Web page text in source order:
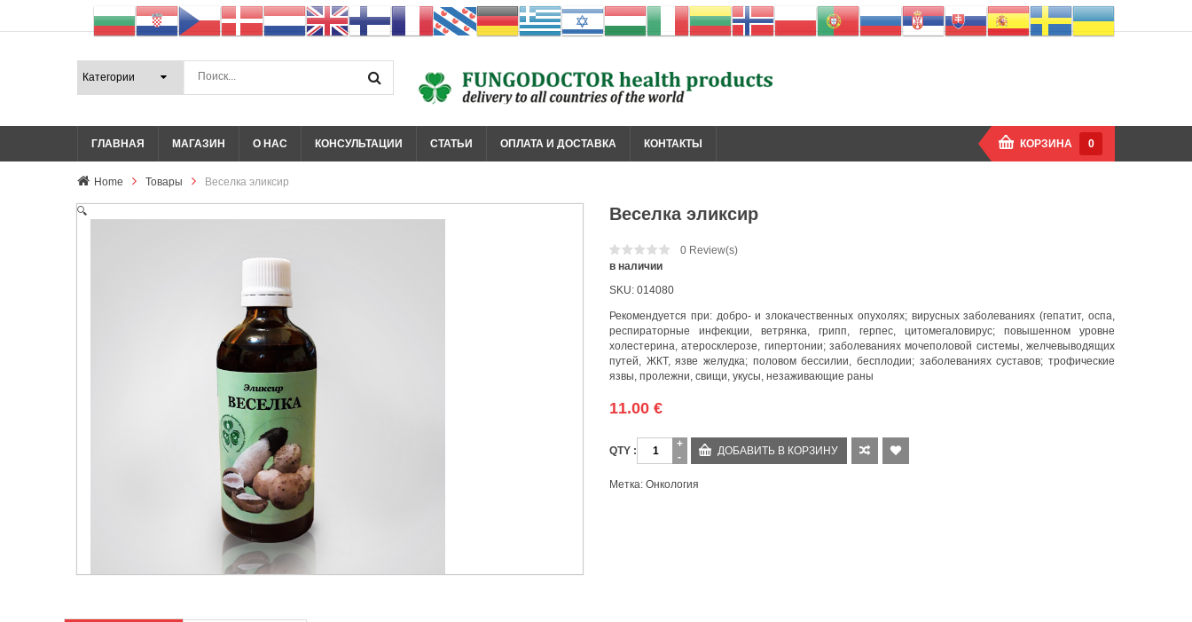
ГЛАВНАЯ МАГАЗИН О НАС КОНСУЛЬТАЦИИ СТАТЬИ ОПЛАТА И ДОСТАВКА КОНТАКТЫ КОРЗИНА 0
Home Товары Веселка эликсир
🔍 Веселка эликсир
0 Review(s)
в наличии
SKU: 014080
Рекомендуется при: добро- и злокачественных опухолях; вирусных заболеваниях (гепатит, оспа,
респираторные инфекции, ветрянка, грипп, герпес, цитомегаловирус; повышенном уровне
холестерина, атеросклерозе, гипертонии; заболеваниях мочеполовой системы, желчевыводящих
путей, ЖКТ, язве желудка; половом бессилии, бесплодии; заболеваниях суставов; трофические
язвы, пролежни, свищи, укусы, незаживающие раны
11.00 €
Количество ДОБАВИТЬ В КОРЗИНУ
Метка: Онкология